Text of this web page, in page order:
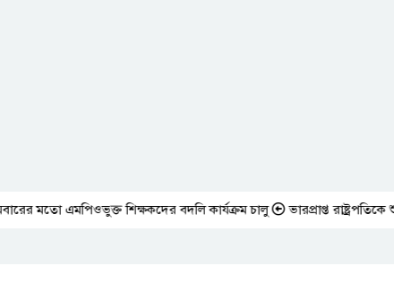
এমপিওভুক্ত শিক্ষকদের বদলি কার্যক্রম চালু ভারপ্রাপ্ত রাষ্ট্রপতিকে